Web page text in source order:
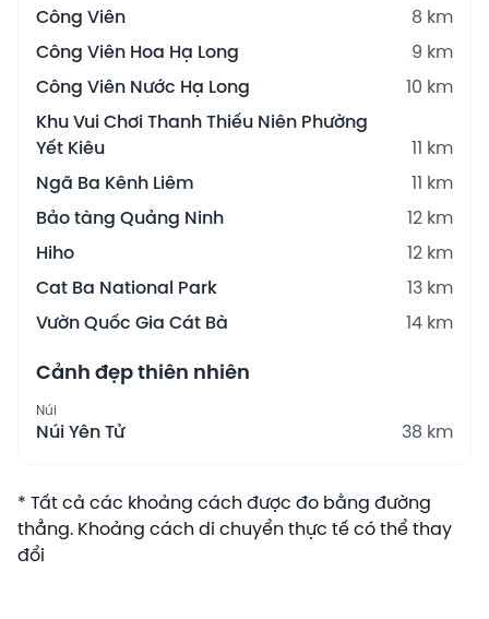
Công Viên
8 km
Công Viên Hoa Hạ Long
9 km
Công Viên Nước Hạ Long
10 km
Khu Vui Chơi Thanh Thiếu Niên Phường
Yết Kiêu
11 km
Ngã Ba Kênh Liêm
11 km
Bảo tàng Quảng Ninh
12 km
Hiho
12 km
Cat Ba National Park
13 km
Vườn Quốc Gia Cát Bà
14 km
Cảnh đẹp thiên nhiên
Núi
Núi Yên Tử 38 km
* Tất cả các khoảng cách được đo bằng đường
thẳng. Khoảng cách di chuyển thực tế có thể thay
đổi